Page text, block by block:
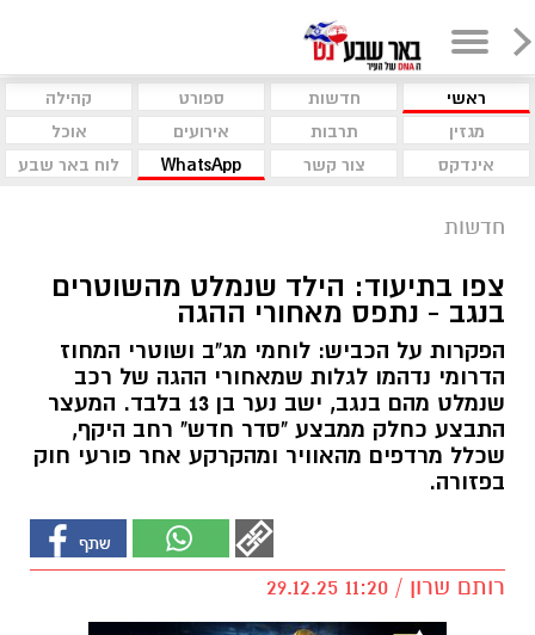
ראשי חדשות ספורט
קהילה
מגזין
תרבות אירועים
אוכל
אינדקס
צור קשר WhatsApp לוח באר שבע
חדשות
צפו בתיעוד: הילד שנמלט מהשוטרים
בנגב - נתפס מאחורי ההגה
הפקרות על הכביש: לוחמי מג"ב ושוטרי המחוז
הדרומי נדהמו לגלות שמאחורי ההגה של רכב
שנמלט מהם בנגב, ישב נער בן 13 בלבד. המעצר
התבצע כחלק ממבצע "סדר חדש" רחב היקף,
שכלל מרדפים מהאוויר ומהקרקע אחר פורעי חוק
בפזורה.
רותם שרון / 11:20 29.12.25